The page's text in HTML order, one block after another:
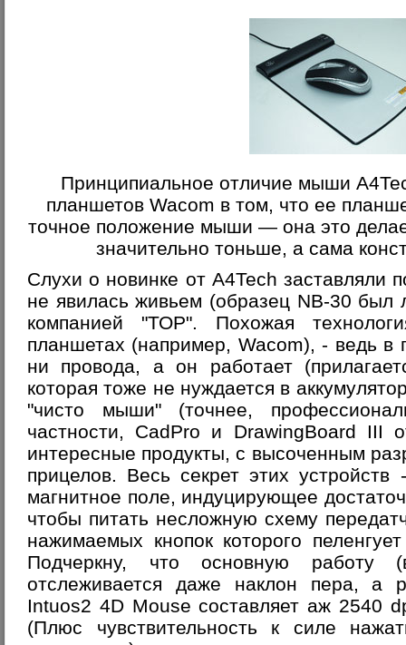
Принципиальное отличие мыши
планшетов Wacom в том, что ее
точное положение мыши — она это
значительно тоньше, а сама
Слухи о новинке от A4Tech заставляли
не явилась живьем (образец NB-30 был
компанией "ТОР". Похожая
планшетах (например, Wacom), - ведь в
ни провода, а он работает
которая тоже не нуждается в
"чисто мыши" (точнее,
частности, CadPro и DrawingBoard III
интересные продукты, с высоченным
прицелов. Весь секрет этих
магнитное поле, индуцирующее
чтобы питать несложную схему
нажимаемых кнопок которого
Подчеркну, что основную работу
отслеживается даже наклон пера, а
Intuos2 4D Mouse составляет аж 2540
(Плюс чувствительность к силе